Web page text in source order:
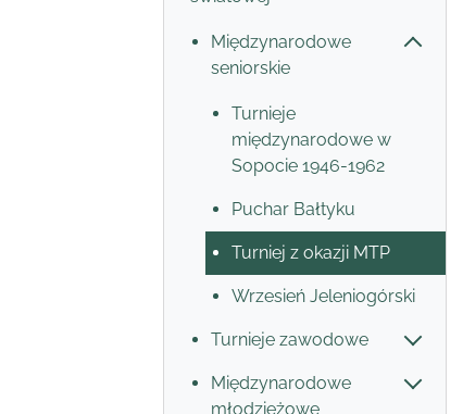
Międzynarodowe
seniorskie
Turnieje
międzynarodowe w
Sopocie 1946-1962
Puchar Bałtyku
Turniej z okazji MTP
Wrzesień Jeleniogórski
Turnieje zawodowe
Międzynarodowe
młodzieżowe